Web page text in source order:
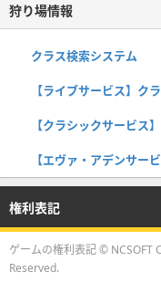
狩り場情報
クラス検索システム
【ライブサービス】ク
【クラシックサービス
【エヴァ・アデンサー
権利表記
ゲームの権利表記 © NCSOFT
Reserved.